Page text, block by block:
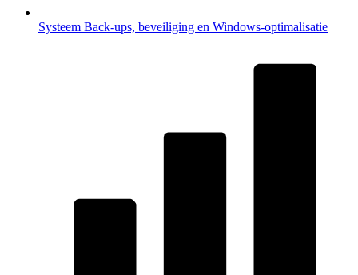
Systeem Back-ups, beveiliging en Windows-optimalisatie